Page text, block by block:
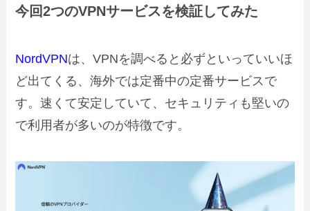
今回2つのVPNサービスを検証してみた
NordVPNは、VPNを調べると必ずといっていいほ
ど出てくる、海外では定番中の定番サービスで
す。速くて安定していて、セキュリティも堅いの
で利用者が多いのが特徴です。